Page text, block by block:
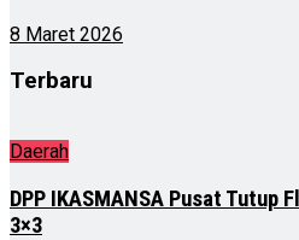
8 Maret 2026
Terbaru
Daerah
DPP IKASMANSA Pusat Tutup
3×3